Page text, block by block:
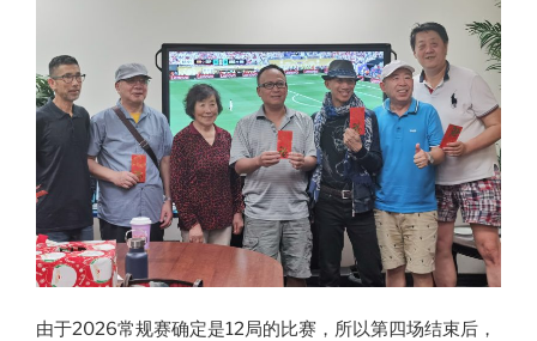
由于2026常规赛确定是12局的比赛，所以第四场结束后，